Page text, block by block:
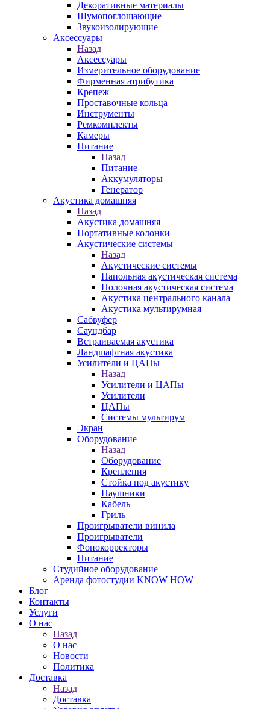
Декоративные материалы
Шумопоглощающие
Звукоизолирующие
Аксессуары
Назад
Аксессуары
Измерительное оборудование
Фирменная атрибутика
Крепеж
Проставочные кольца
Инструменты
Ремкомплекты
Камеры
Питание
Назад
Питание
Аккумуляторы
Генератор
Акустика домашняя
Назад
Акустика домашняя
Портативные колонки
Акустические системы
Назад
Акустические системы
Напольная акустическая система
Полочная акустическая система
Акустика центрального канала
Акустика мультирумная
Сабвуфер
Саундбар
Встраиваемая акустика
Ландшафтная акустика
Усилители и ЦАПы
Назад
Усилители и ЦАПы
Усилители
ЦАПы
Системы мультирум
Экран
Оборудование
Назад
Оборудование
Крепления
Стойка под акустику
Наушники
Кабель
Гриль
Проигрыватели винила
Проигрыватели
Фонокорректоры
Питание
Студийное оборудование
Аренда фотостудии KNOW HOW
Блог
Контакты
Услуги
О нас
Назад
О нас
Новости
Политика
Доставка
Назад
Доставка